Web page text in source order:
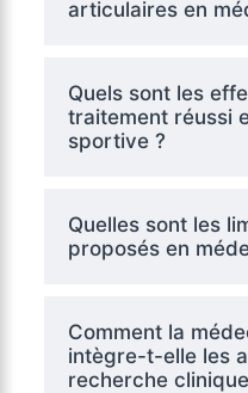
articulaires en
Quels sont les
traitement réussi
sportive ?
Quelles sont les
proposés en
Comment la
intègre-t-elle les
recherche